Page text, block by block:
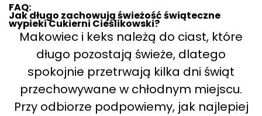
FAQ:
Jak długo zachowują świeżość świąteczne
wypieki Cukierni Cieślikowski?
Makowiec i keks należą do ciast, które
długo pozostają świeże, dlatego
spokojnie przetrwają kilka dni świąt
przechowywane w chłodnym miejscu.
Przy odbiorze podpowiemy, jak najlepiej